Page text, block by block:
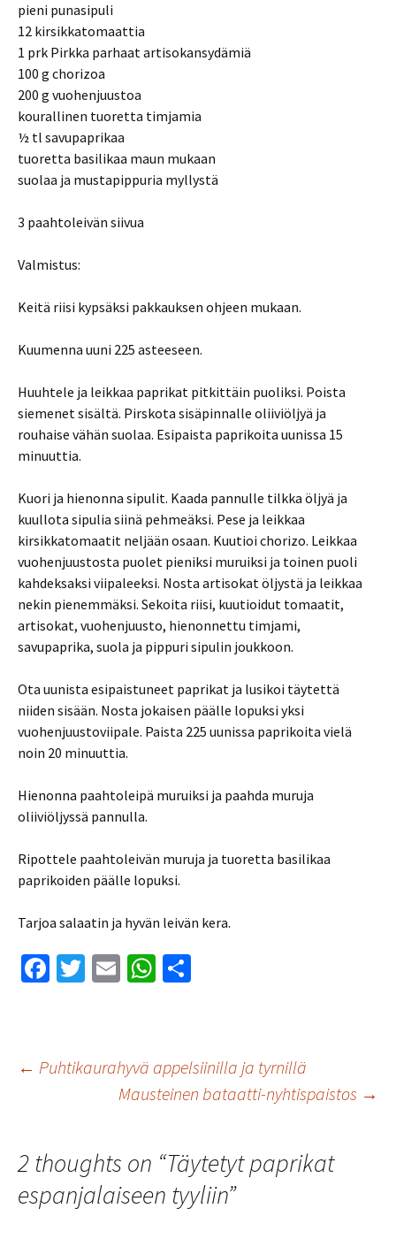
pieni punasipuli
12 kirsikkatomaattia
1 prk Pirkka parhaat artisokansydämiä
100 g chorizoa
200 g vuohenjuustoa
kourallinen tuoretta timjamia
½ tl savupaprikaa
tuoretta basilikaa maun mukaan
suolaa ja mustapippuria myllystä
3 paahtoleivän siivua
Valmistus:
Keitä riisi kypsäksi pakkauksen ohjeen mukaan.
Kuumenna uuni 225 asteeseen.
Huuhtele ja leikkaa paprikat pitkittäin puoliksi. Poista
siemenet sisältä. Pirskota sisäpinnalle oliiviöljyä ja
rouhaise vähän suolaa. Esipaista paprikoita uunissa 15
minuuttia.
Kuori ja hienonna sipulit. Kaada pannulle tilkka öljyä ja
kuullota sipulia siinä pehmeäksi. Pese ja leikkaa
kirsikkatomaatit neljään osaan. Kuutioi chorizo. Leikkaa
vuohenjuustosta puolet pieniksi muruiksi ja toinen puoli
kahdeksaksi viipaleeksi. Nosta artisokat öljystä ja leikkaa
nekin pienemmäksi. Sekoita riisi, kuutioidut tomaatit,
artisokat, vuohenjuusto, hienonnettu timjami,
savupaprika, suola ja pippuri sipulin joukkoon.
Ota uunista esipaistuneet paprikat ja lusikoi täytettä
niiden sisään. Nosta jokaisen päälle lopuksi yksi
vuohenjuustoviipale. Paista 225 uunissa paprikoita vielä
noin 20 minuuttia.
Hienonna paahtoleipä muruiksi ja paahda muruja
oliiviöljyssä pannulla.
Ripottele paahtoleivän muruja ja tuoretta basilikaa
paprikoiden päälle lopuksi.
Tarjoa salaatin ja hyvän leivän kera.
Fa
o
o
T
E
l
W
p
p
e
Artikkelien
← Puhtikaurahyvä appelsiinilla ja tyrnillä
Mausteinen bataatti-nyhtispaistos →
2 thoughts on “Täytetyt paprikat
espanjalaiseen tyyliin”